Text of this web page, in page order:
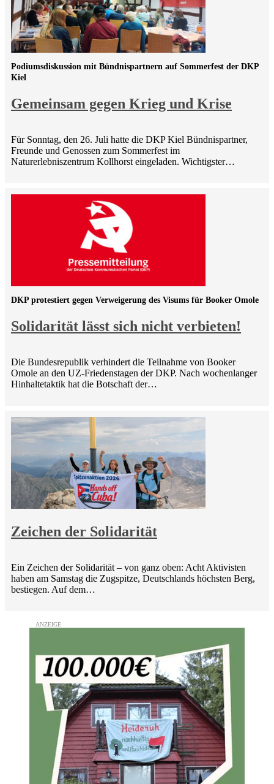
Gemeinsam gegen Krieg und Krise
Podiumsdiskussion mit Bündnispartnern auf Sommerfest der DKP
Kiel
Für Sonntag, den 26. Juli hatte die DKP Kiel Bündnispartner,
Freunde und Genossen zum Sommerfest im
Naturerlebniszentrum Kollhorst eingeladen. Wichtigster…
Solidarität lässt sich nicht verbieten!
DKP protestiert gegen Verweigerung des Visums für Booker Omole
Die Bundesrepublik verhindert die Teilnahme von Booker
Omole an den UZ-Friedenstagen der DKP. Nach wochenlanger
Hinhaltetaktik hat die Botschaft der…
Zeichen der Solidarität
Ein Zeichen der Solidarität – von ganz oben: Acht Aktivisten
haben am Samstag die Zugspitze, Deutschlands höchsten Berg,
bestiegen. Auf dem…